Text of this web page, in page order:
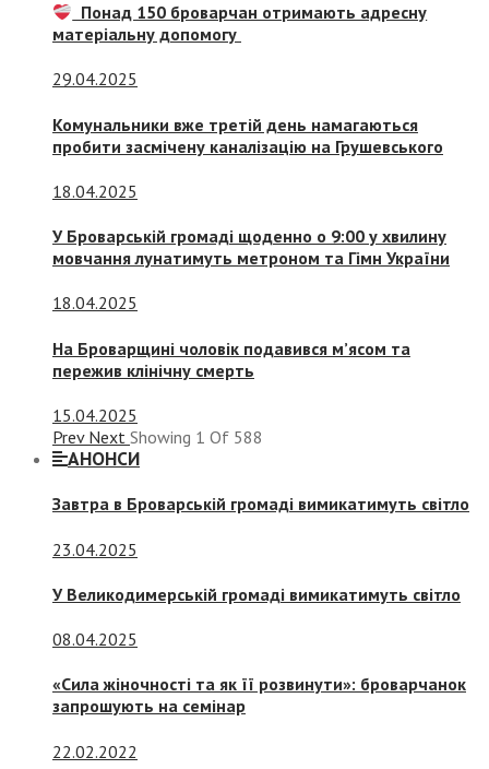
Понад 150 броварчан отримають адресну
матеріальну допомогу
29.04.2025
Комунальники вже третій день намагаються
пробити засмічену каналізацію на Грушевського
18.04.2025
У Броварській громаді щоденно о 9:00 у хвилину
мовчання лунатимуть метроном та Гімн України
18.04.2025
На Броварщині чоловік подавився м’ясом та
пережив клінічну смерть
15.04.2025
Prev Next Showing 1 Of 588
АНОНСИ
Завтра в Броварській громаді вимикатимуть світло
23.04.2025
У Великодимерській громаді вимикатимуть світло
08.04.2025
«Сила жіночності та як її розвинути»: броварчанок
запрошують на семінар
22.02.2022